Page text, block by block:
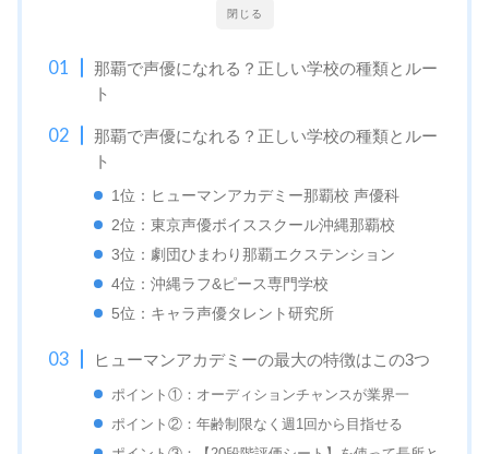
閉じる
那覇で声優になれる？正しい学校の種類とルー
ト
那覇で声優になれる？正しい学校の種類とルー
ト
1位：ヒューマンアカデミー那覇校 声優科
2位：東京声優ボイススクール沖縄那覇校
3位：劇団ひまわり那覇エクステンション
4位：沖縄ラフ&ピース専門学校
5位：キャラ声優タレント研究所
ヒューマンアカデミーの最大の特徴はこの3つ
ポイント①：オーディションチャンスが業界一
ポイント②：年齢制限なく週1回から目指せる